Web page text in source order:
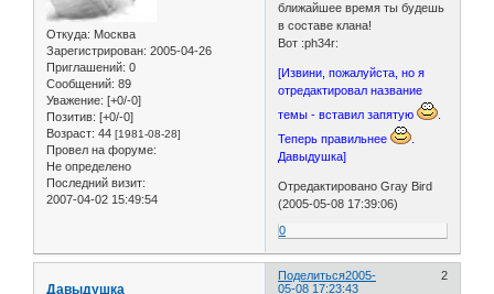
Откуда: Москва
Зарегистрирован: 2005-04-26
Приглашений: 0
Сообщений: 89
Уважение: [+0/-0]
Позитив: [+0/-0]
Возраст: 44 [1981-08-28]
Провел на форуме:
Не определено
Последний визит:
2007-04-02 15:49:54
ближайшее время ты будешь
в составе клана!
Вот :ph34r:
[Извини, пожалуйста, но я
отредактировал название
темы - вставил запятую
Теперь правильнее
Давыдушка]
Отредактировано Gray Bird
(2005-05-08 17:39:06)
0
Поделиться 2
2005-
05-08 17:23:43
Давыдушка